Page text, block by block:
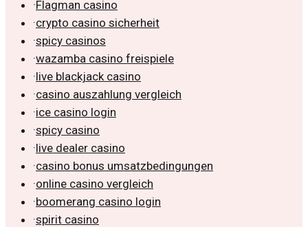
·Flagman casino
·crypto casino sicherheit
·spicy casinos
·wazamba casino freispiele
·live blackjack casino
·casino auszahlung vergleich
·ice casino login
·spicy casino
·live dealer casino
·casino bonus umsatzbedingungen
·online casino vergleich
·boomerang casino login
·spirit casino